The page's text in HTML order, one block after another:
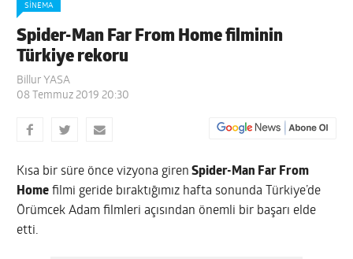
SINEMA
Spider-Man Far From Home filminin
Türkiye rekoru
Billur YASA
08 Temmuz 2019 20:30
Kısa bir süre önce vizyona giren Spider-Man Far From
Home filmi geride bıraktığımız hafta sonunda Türkiye’de
Örümcek Adam filmleri açısından önemli bir başarı elde
etti.